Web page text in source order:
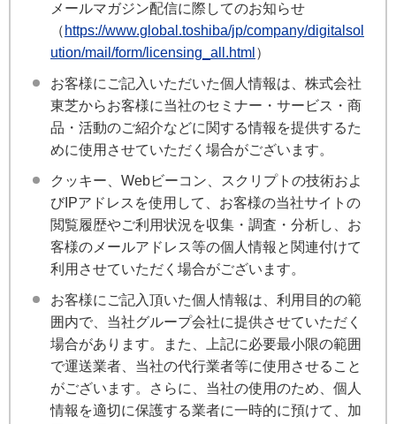
メールマガジン配信に際してのお知らせ
（ https://www.global.toshiba/jp/company/digitalsol
ution/mail/form/licensing_all.html ）
お客様にご記入いただいた個人情報は、株式会社
東芝からお客様に当社のセミナー・サービス・商
品・活動のご紹介などに関する情報を提供するた
めに使用させていただく場合がございます。
クッキー、Webビーコン、スクリプトの技術およ
びIPアドレスを使用して、お客様の当社サイトの
閲覧履歴やご利用状況を収集・調査・分析し、お
客様のメールアドレス等の個人情報と関連付けて
利用させていただく場合がございます。
お客様にご記入頂いた個人情報は、利用目的の範
囲内で、当社グループ会社に提供させていただく
場合があります。また、上記に必要最小限の範囲
で運送業者、当社の代行業者等に使用させること
がございます。さらに、当社の使用のため、個人
情報を適切に保護する業者に一時的に預けて、加